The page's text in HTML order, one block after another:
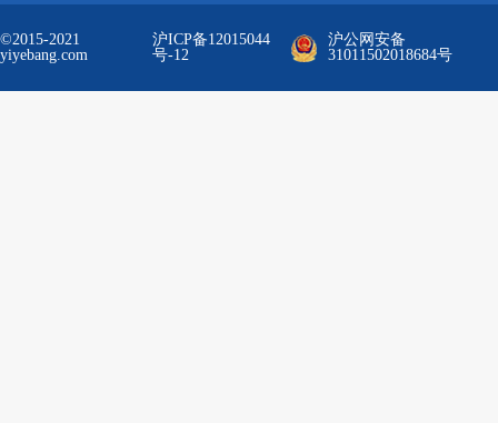
©2015-2021
yiyebang.com
沪ICP备12015044
号-12
沪公网安备
31011502018684号